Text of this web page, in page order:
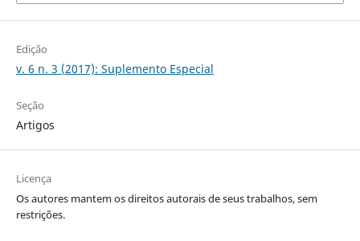
Edição
v. 6 n. 3 (2017): Suplemento Especial
Seção
Artigos
Licença
Os autores mantem os direitos autorais de seus trabalhos, sem
restrições.